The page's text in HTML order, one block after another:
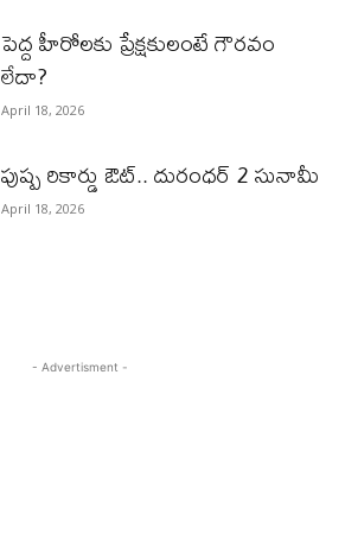
పెద్ద హీరోల‌కు ప్రేక్ష‌కులంటే గౌర‌వం
లేదా?
April 18, 2026
పుష్ప రికార్డు ఔట్‌.. దురంధ‌ర్ 2 సునామీ
April 18, 2026
- Advertisment -